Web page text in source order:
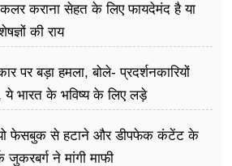
कराना सेहत के लिए फायदेमंद है या
की राय
पर बड़ा हमला, बोले- प्रदर्शनकारियों
ये भारत के भविष्य के लिए लड़े
फेसबुक से हटाने और डीपफेक कंटेंट के
जुकरबर्ग ने मांगी माफी